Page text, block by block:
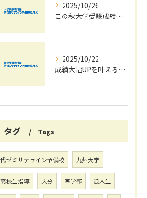
2025/10/26
この秋大学受験成績大幅UPの秘訣
2025/10/22
成績大幅UPを叶える秋の効率学習法
タグ Tags
代ゼミサテライン予備校 九州大学
高校生指導 大分 医学部 浪人生